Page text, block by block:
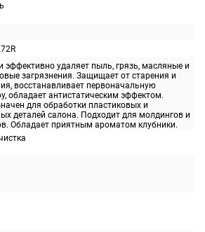
эффективно удаляет пыль, грязь, масляные и
загрязнения. Защищает от старения и
восстанавливает первоначальную
обладает антистатическим эффектом.
для обработки пластиковых и
деталей салона. Подходит для молдингов и
Обладает приятным ароматом клубники.